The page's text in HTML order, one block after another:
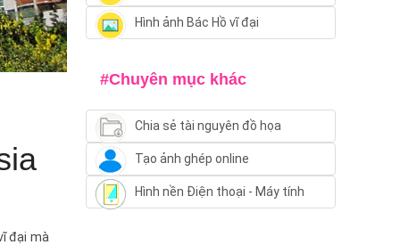
đại mà
Hình ảnh Bác Hồ vĩ đại
#Chuyên mục khác
Chia sẻ tài nguyên đồ họa
Tạo ảnh ghép online
Hình nền Điện thoại - Máy tính